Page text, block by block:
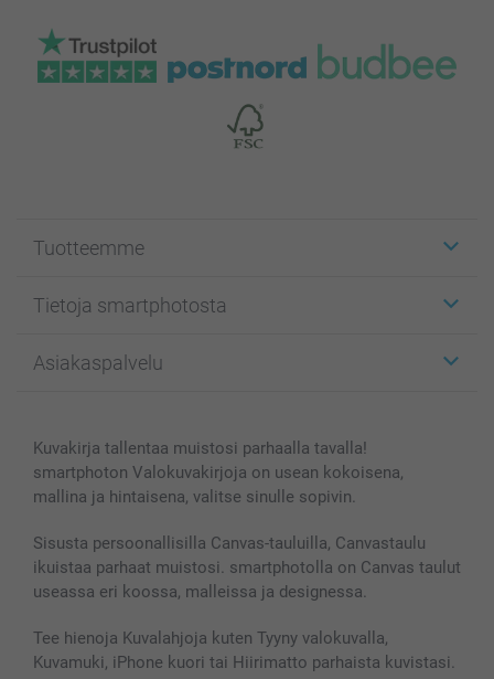
Tuotteemme
Kuvakortit
Kuvakirjat
Kännykkä & Tabletti
MyNameBook
Valokuvakehykset & Lisätarvikkeet
Lahjakortti
Kaikki kuvatuotteet
Tietoja smartphotosta
Affiliate ohjelma
Sivukartta
Ehdot/takuut
Asiakaspalvelu
smartbonus
Hinnat & maksutavat
Kuvakirja tallentaa muistosi parhaalla tavalla!
smartphoton Valokuvakirjoja on usean kokoisena,
mallina ja hintaisena, valitse sinulle sopivin.
Sisusta persoonallisilla Canvas-tauluilla, Canvastaulu
ikuistaa parhaat muistosi. smartphotolla on Canvas taulut
useassa eri koossa, malleissa ja designessa.
Tee hienoja Kuvalahjoja kuten Tyyny valokuvalla,
Kuvamuki, iPhone kuori tai Hiirimatto parhaista kuvistasi.